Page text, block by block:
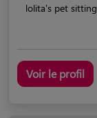
lolita's pet sitting
Voir le profil